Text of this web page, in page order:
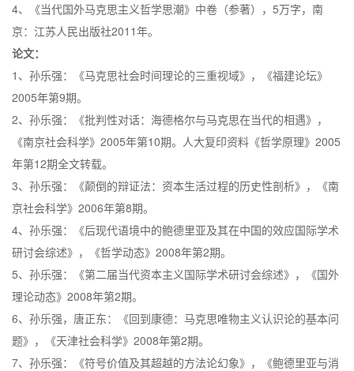
4、《当代国外马克思主义哲学思潮》中卷（参著），5万字，南
京：江苏人民出版社2011年。
论文：
1、孙乐强：《马克思社会时间理论的三重视域》，《福建论坛》
2005年第9期。
2、孙乐强：《批判性对话：海德格尔与马克思在当代的相遇》，
《南京社会科学》2005年第10期。人大复印资料《哲学原理》2005
年第12期全文转载。
3、孙乐强：《颠倒的辩证法：资本生活过程的历史性剖析》，《南
京社会科学》2006年第8期。
4、孙乐强：《后现代语境中的鲍德里亚及其在中国的效应国际学术
研讨会综述》，《哲学动态》2008年第2期。
5、孙乐强：《第二届当代资本主义国际学术研讨会综述》，《国外
理论动态》2008年第2期。
6、孙乐强，唐正东：《回到康德：马克思唯物主义认识论的基本问
题》，《天津社会科学》2008年第2期。
7、孙乐强：《符号价值及其超越的方法论幻象》，《鲍德里亚与消